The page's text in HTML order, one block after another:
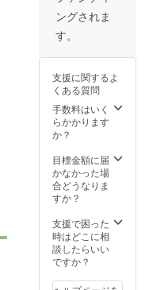
楽しん
で貰え
支援時
にプル
ダウン
メ
ニュー
サイン
のご希
望のお
名前
シャツ
のご希
望のサ
イズ
（M/L/X
L）をお
ハウス
のス
普段の
ライブ
の様な
スタイ
ルで配
信致し
活動が
難しい
時期で
と同じ
気持ち
で、精
一杯歌
衣装で
す。普
も何度
か着用
してい
まし
た。こ
ちらの
金で、
新しい
バンド
させて
頂きま
す。 ※
衣装
に着て
ソロ活
動で着
手作り
ク衣装
をお渡
ししま
す。
2019年
ワンマ
ンのポ
スター
で着用
た他、
主催ラ
イブで
も着用
た衣装
ングされま
す。
支援に関するよ
くある質問
手数料はいく
らかかります
か？
目標金額に届
かなかった場
合どうなりま
すか？
支援で困った
時はどこに相
談したらいい
ですか？